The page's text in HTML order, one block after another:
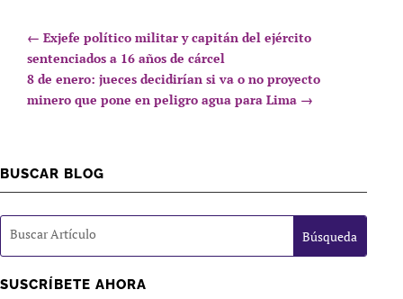
← Exjefe político militar y capitán del ejército
sentenciados a 16 años de cárcel
8 de enero: jueces decidirían si va o no proyecto
minero que pone en peligro agua para Lima →
BUSCAR BLOG
SUSCRÍBETE AHORA